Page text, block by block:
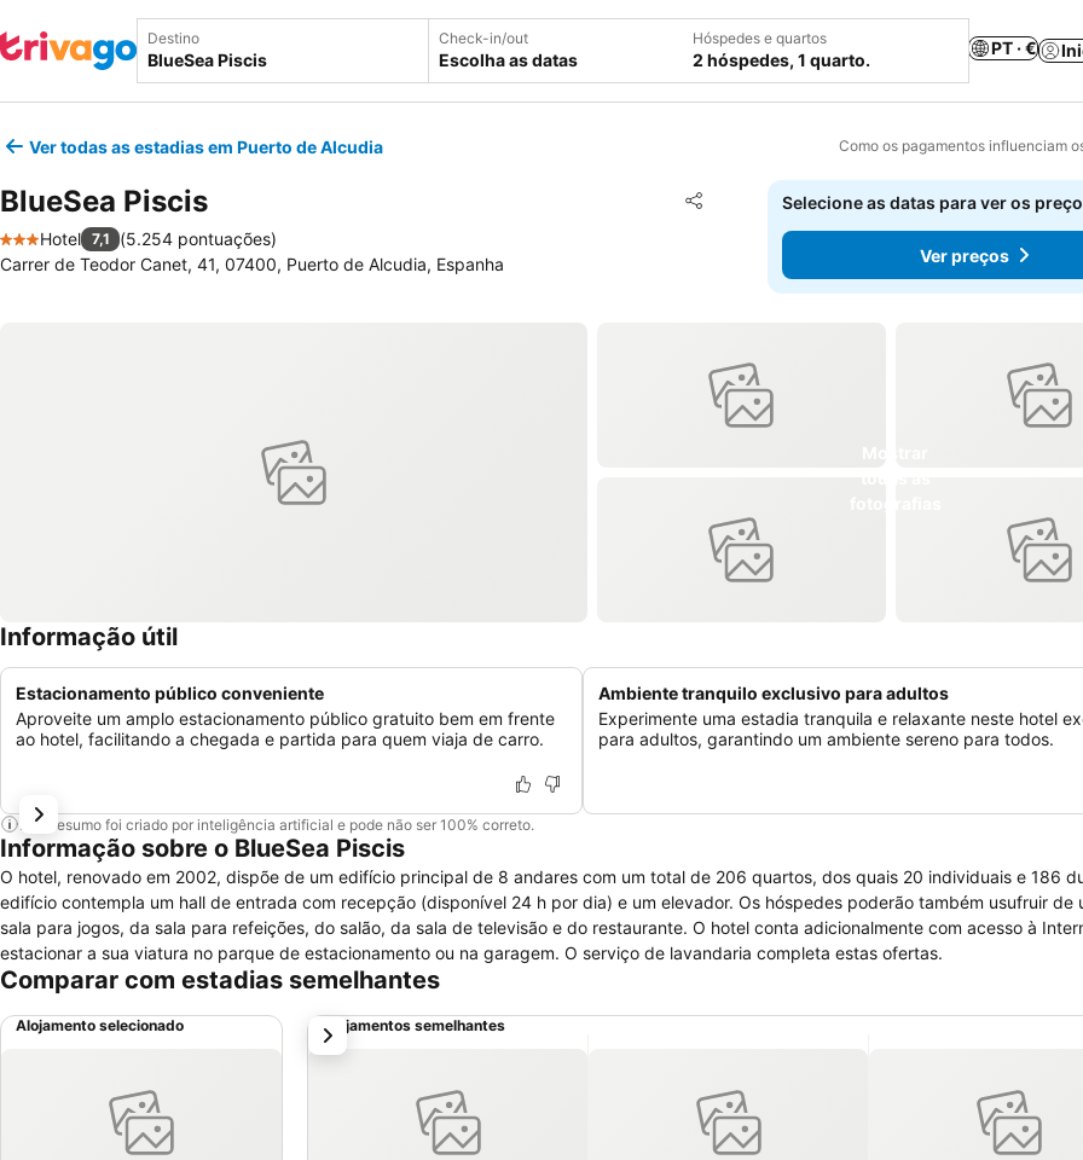
Destino Check-in/out
Escolha as datas
Hóspedes e quartos
2 hóspedes, 1 quarto.
PT · €
Ver todas as estadias em Puerto de Alcudia Como os pagamentos influenciam
BlueSea Piscis Partilhar
Adicionar aos favoritos
3 Estrelas
Hotel 7,1 (5.254 pontuações)
Carrer de Teodor Canet, 41, 07400, Puerto de Alcudia, Espanha
Selecione as datas para ver os
Ver preços
Informação útil
Estacionamento público conveniente
Aproveite um amplo estacionamento público gratuito bem em frente
ao hotel, facilitando a chegada e partida para quem viaja de carro.
Ambiente tranquilo exclusivo para adultos
Experimente uma estadia tranquila e relaxante neste hotel
para adultos, garantindo um ambiente sereno para todos.
Este resumo foi criado por inteligência artificial e pode não ser 100% correto.
Informação sobre o BlueSea Piscis
O hotel, renovado em 2002, dispõe de um edifício principal de 8 andares com um total de 206 quartos, dos quais 20 individuais e 186
edifício contempla um hall de entrada com recepção (disponível 24 h por dia) e um elevador. Os hóspedes poderão também usufruir de
sala para jogos, da sala para refeições, do salão, da sala de televisão e do restaurante. O hotel conta adicionalmente com acesso à
estacionar a sua viatura no parque de estacionamento ou na garagem. O serviço de lavandaria completa estas ofertas.
Comparar com estadias semelhantes
Alojamento selecionado Alojamentos semelhantes
próximo